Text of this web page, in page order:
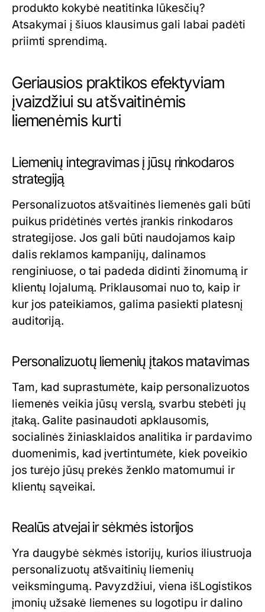
produkto kokybė neatitinka lūkesčių?
Atsakymai į šiuos klausimus gali labai padėti
priimti sprendimą.
Geriausios praktikos efektyviam
įvaizdžiui su atšvaitinėmis
liemenėmis kurti
Liemenių integravimas į jūsų rinkodaros
strategiją
Personalizuotos atšvaitinės liemenės gali būti
puikus pridėtinės vertės įrankis rinkodaros
strategijose. Jos gali būti naudojamos kaip
dalis reklamos kampanijų, dalinamos
renginiuose, o tai padeda didinti žinomumą ir
klientų lojalumą. Priklausomai nuo to, kaip ir
kur jos pateikiamos, galima pasiekti platesnį
auditoriją.
Personalizuotų liemenių įtakos matavimas
Tam, kad suprastumėte, kaip personalizuotos
liemenės veikia jūsų verslą, svarbu stebėti jų
įtaką. Galite pasinaudoti apklausomis,
socialinės žiniasklaidos analitika ir pardavimo
duomenimis, kad įvertintumėte, kiek poveikio
jos turėjo jūsų prekės ženklo matomumui ir
klientų sąveikai.
Realūs atvejai ir sėkmės istorijos
Yra daugybė sėkmės istorijų, kurios iliustruoja
personalizuotų atšvaitinių liemenių
veiksmingumą. Pavyzdžiui, viena išLogistikos
įmonių užsakė liemenes su logotipu ir dalino